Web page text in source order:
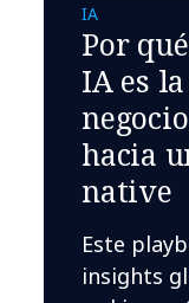
IA
Por
IA es
hacia
native
Este
insights